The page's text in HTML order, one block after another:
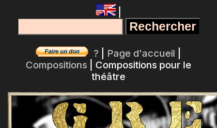
|
? Page d'accueil
Compositions | Compositions pour le
théâtre